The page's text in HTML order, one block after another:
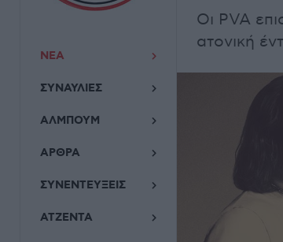
ΝΕΑ
ΣΥΝΑΥΛΙΕΣ
ΑΛΜΠΟΥΜ
ΑΡΘΡΑ
ΣΥΝΕΝΤΕΥΞΕΙΣ
ΑΤΖΕΝΤΑ
Οι PVA
ατονική